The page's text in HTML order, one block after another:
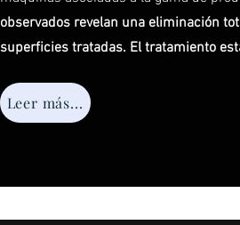
observados revelan una eliminación
superficies tratadas. El tratamiento
Leer más...